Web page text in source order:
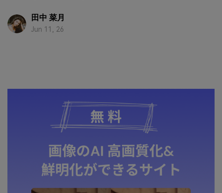
田中 菜月
Jun 11, 26